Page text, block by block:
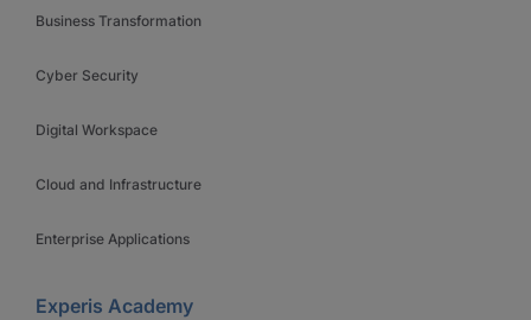
Business Transformation
Cyber Security
Digital Workspace
Cloud and Infrastructure
Enterprise Applications
Experis Academy